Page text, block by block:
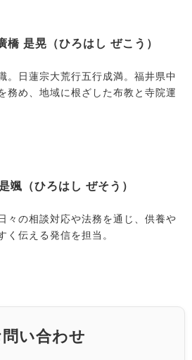
是晃（ひろはし ぜこう）
。日蓮宗大荒行五行成満。福井県中
務め、地域に根ざした布教と寺院運
（ひろはし ぜそう）
々の相談対応や法務を通じ、供養や
く伝える発信を担当。
い合わせ